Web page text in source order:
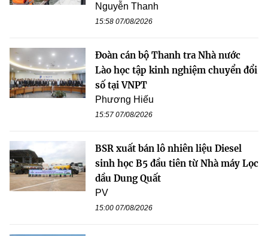
Nguyễn Thanh
15:58 07/08/2026
Đoàn cán bộ Thanh tra Nhà nước
Lào học tập kinh nghiệm chuyển đổi
số tại VNPT
Phương Hiếu
15:57 07/08/2026
BSR xuất bán lô nhiên liệu Diesel
sinh học B5 đầu tiên từ Nhà máy Lọc
dầu Dung Quất
PV
15:00 07/08/2026